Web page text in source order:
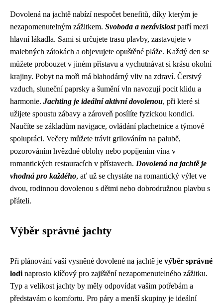
Dovolená na jachtě nabízí nespočet benefitů, díky kterým je
nezapomenutelným zážitkem. Svoboda a nezávislostpatří mezi
hlavní lákadla. Sami si určujete trasu plavby, zastavujete v
malebných zátokách a objevujete opuštěné pláže. Každý den se
můžete probouzet v jiném přístavu a vychutnávat si krásu okolní
krajiny. Pobyt na moři má blahodárný vliv na zdraví. Čerstvý
vzduch, sluneční paprsky a šumění vln navozují pocit klidu a
harmonie. Jachting je ideální aktivní dovolenou, při které si
užijete spoustu zábavy a zároveň posílíte fyzickou kondici.
Naučíte se základům navigace, ovládání plachetnice a týmové
spolupráci. Večery můžete trávit grilováním na palubě,
pozorováním hvězdné oblohy nebo popíjením vína v
romantických restauracích v přístavech. Dovolená na jachtě je
vhodná pro každého, ať už se chystáte na romantický výlet ve
dvou, rodinnou dovolenou s dětmi nebo dobrodružnou plavbu s
přáteli.
Výběr správné jachty
Při plánování vaší vysněné dovolené na jachtě je výběr správné
lodi naprosto klíčový pro zajištění nezapomenutelného zážitku.
Typ a velikost jachty by měly odpovídat vašim potřebám a
představám o komfortu. Pro páry a menší skupiny je ideální